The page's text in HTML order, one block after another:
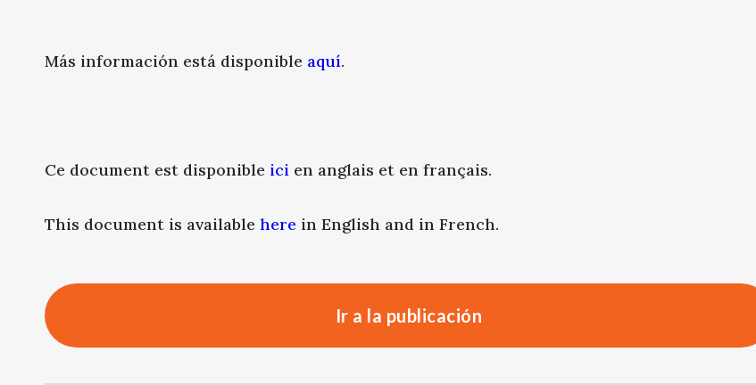
Más información está disponible aquí.
Ce document est disponible ici en anglais et en français.
This document is available here in English and in French.
Ir a la publicación